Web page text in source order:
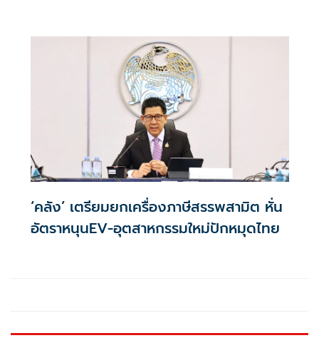
‘คลัง’ เตรียมยกเครื่องภาษีสรรพสามิต หั่น
อัตราหนุนEV-อุตสาหกรรมใหม่ปักหมุดไทย